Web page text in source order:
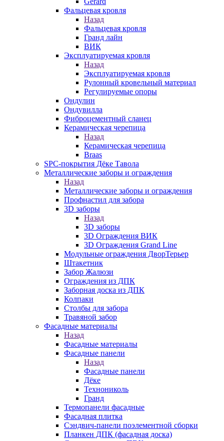
Фальцевая кровля
Назад
Фальцевая кровля
Гранд лайн
ВИК
Эксплуатируемая кровля
Назад
Эксплуатируемая кровля
Рулонный кровельный материал
Регулируемые опоры
Ондулин
Ондувилла
Фиброцементный сланец
Керамическая черепица
Назад
Керамическая черепица
Braas
SPC-покрытия Дёке Тавола
Металлические заборы и ограждения
Назад
Металлические заборы и ограждения
Профнастил для забора
3D заборы
Назад
3D заборы
3D Ограждения ВИК
3D Ограждения Grand Line
Модульные ограждения ДворТерьер
Штакетник
Забор Жалюзи
Ограждения из ДПК
Заборная доска из ДПК
Колпаки
Столбы для забора
Травяной забор
Фасадные материалы
Назад
Фасадные материалы
Фасадные панели
Назад
Фасадные панели
Дёке
Технониколь
Гранд
Термопанели фасадные
Фасадная плитка
Сэндвич-панели поэлементной сборки
Планкен ДПК (фасадная доска)